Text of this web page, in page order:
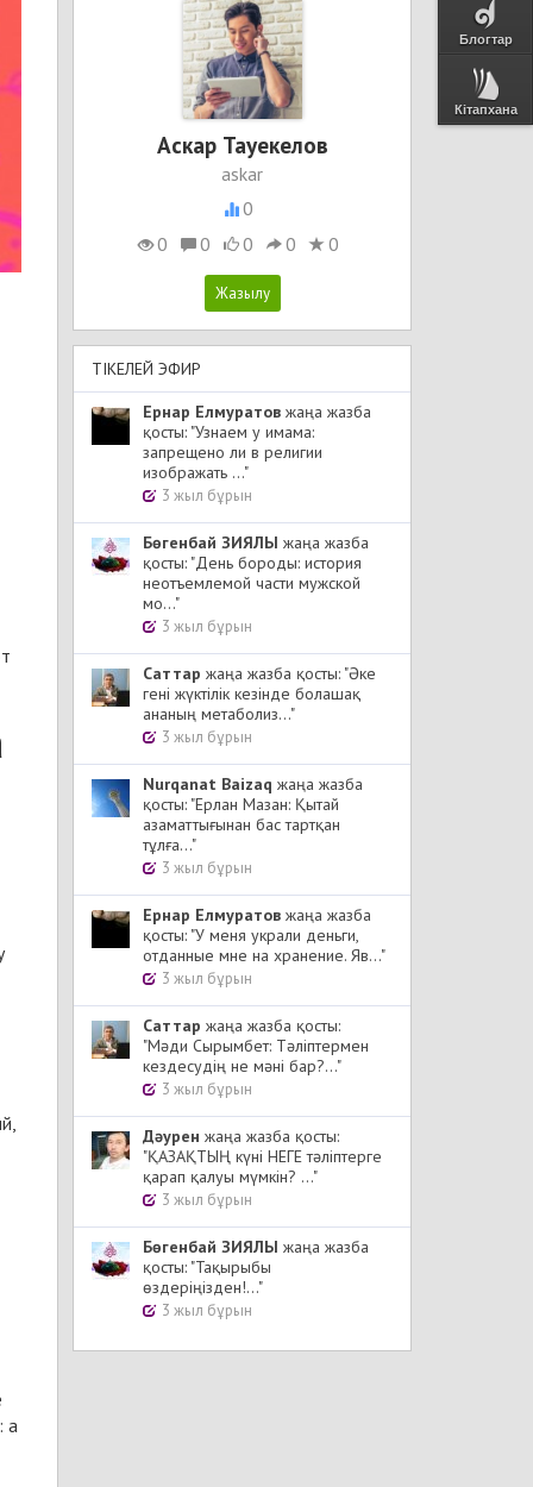
Блогтар
Кітапхана
a
Аскар Тауекелов
askar
0
0
0 0 0 0
ТІКЕЛЕЙ ЭФИР
Ернар Елмуратов жаңа жазба
қосты: "Узнаем у имама:
запрещено ли в религии
изображать ..."
3 жыл бұрын
Бөгенбай ЗИЯЛЫ жаңа жазба
қосты: "День бороды: история
неотъемлемой части мужской
мо..."
3 жыл бұрын
Cаттар жаңа жазба қосты: "Әке
гені жүктілік кезінде болашақ
ананың метаболиз..."
3 жыл бұрын
Nurqanat Baizaq жаңа жазба
қосты: "Ерлан Мазан: Қытай
азаматтығынан бас тартқан
тұлға..."
3 жыл бұрын
Ернар Елмуратов жаңа жазба
қосты: "У меня украли деньги,
отданные мне на хранение. Яв..."
3 жыл бұрын
Cаттар жаңа жазба қосты:
"Мәди Сырымбет: Тәліптермен
кездесудің не мәні бар?..."
3 жыл бұрын
Дәурен жаңа жазба қосты:
"ҚАЗАҚТЫҢ күні НЕГЕ тәліптерге
қарап қалуы мүмкін? ..."
3 жыл бұрын
Бөгенбай ЗИЯЛЫ жаңа жазба
қосты: "Тақырыбы
өздеріңізден!..."
3 жыл бұрын